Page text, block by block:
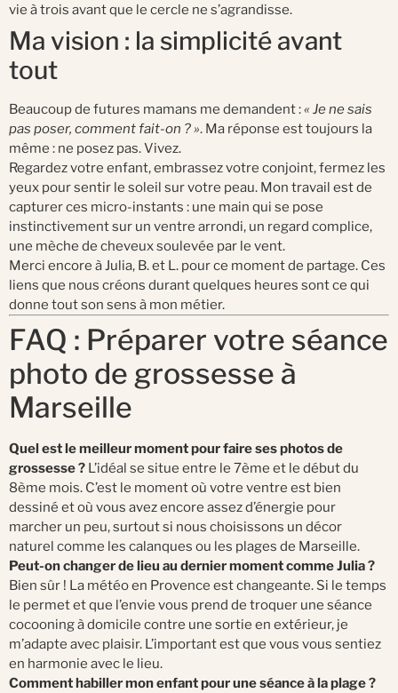
vie à trois avant que le cercle ne s’agrandisse.
Ma vision : la simplicité avant
tout
Beaucoup de futures mamans me demandent :« Je ne sais
pas poser, comment fait-on ? ». Ma réponse est toujours la
même : ne posez pas. Vivez.
Regardez votre enfant, embrassez votre conjoint, fermez les
yeux pour sentir le soleil sur votre peau. Mon travail est de
capturer ces micro-instants : une main qui se pose
instinctivement sur un ventre arrondi, un regard complice,
une mèche de cheveux soulevée par le vent.
Merci encore à Julia, B. et L. pour ce moment de partage. Ces
liens que nous créons durant quelques heures sont ce qui
donne tout son sens à mon métier.
FAQ : Préparer votre séance
photo de grossesse à
Marseille
Quel est le meilleur moment pour faire ses photos de
grossesse ? L’idéal se situe entre le 7ème et le début du
8ème mois. C’est le moment où votre ventre est bien
dessiné et où vous avez encore assez d’énergie pour
marcher un peu, surtout si nous choisissons un décor
naturel comme les calanques ou les plages de Marseille.
Peut-on changer de lieu au dernier moment comme Julia ?
Bien sûr ! La météo en Provence est changeante. Si le temps
le permet et que l’envie vous prend de troquer une séance
cocooning à domicile contre une sortie en extérieur, je
m’adapte avec plaisir. L’important est que vous vous sentiez
en harmonie avec le lieu.
Comment habiller mon enfant pour une séance à la plage ?